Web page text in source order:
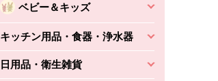
ベビー＆キッズ
キッチン用品・食器・浄水器
日用品・衛生雑貨